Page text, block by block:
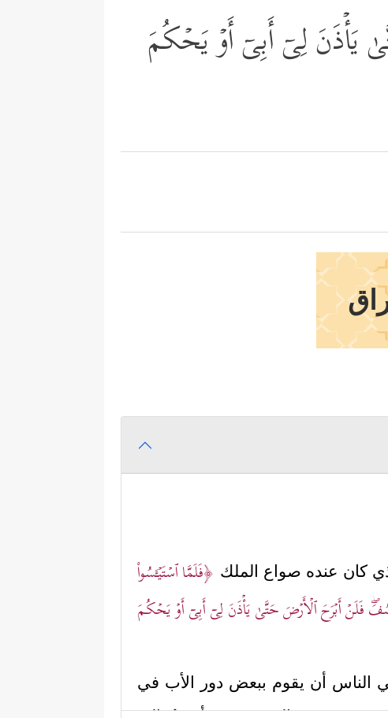
یَأۡذَنَ لِیۤ أَبِیۤ أَوۡ یَحۡكُمَ
كان عنده صواع الملك ﴿فَلَمَّا ٱسۡتَیۡـَٔسُواْ
فَلَنۡ أَبۡرَحَ ٱلۡأَرۡضَ حَتَّىٰ یَأۡذَنَ لِیۤ أَبِیۤ أَوۡ یَحۡكُمَ
الناس أن يقوم ببعض دور الأب في